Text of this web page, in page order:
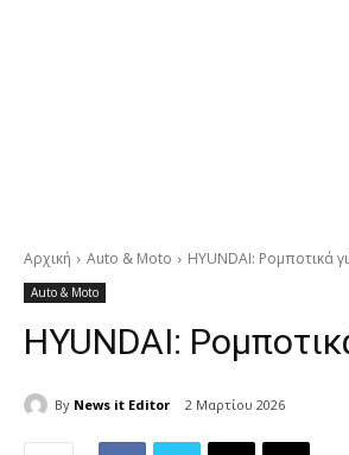
Αρχική Auto & Moto HYUNDAI: Ρομποτικά
Auto & Moto
HYUNDAI:
By News it Editor 2 Μαρτίου 2026